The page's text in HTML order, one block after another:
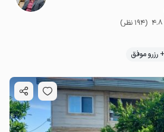
4.8 (194 نظر)